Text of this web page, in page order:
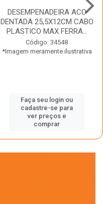
DESEMPENADEIRA ACO
DENTADA 25,5X12CM CABO
PLASTICO MAX FERRA...
Código: 34548
*Imagem meramente ilustrativa
Faça seu login ou
cadastre-se para
ver preços e
comprar